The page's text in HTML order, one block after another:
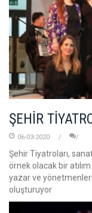
ŞEHİR
06-03-2020
Şehir Tiyatroları,
örnek olacak bir
yazar ve
oluşturuyor